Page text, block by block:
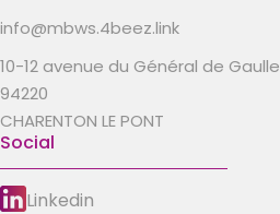
info@mbws.4beez.link
10-12 avenue du Général de Gaulle
94220
CHARENTON LE PONT
Social
Linkedin